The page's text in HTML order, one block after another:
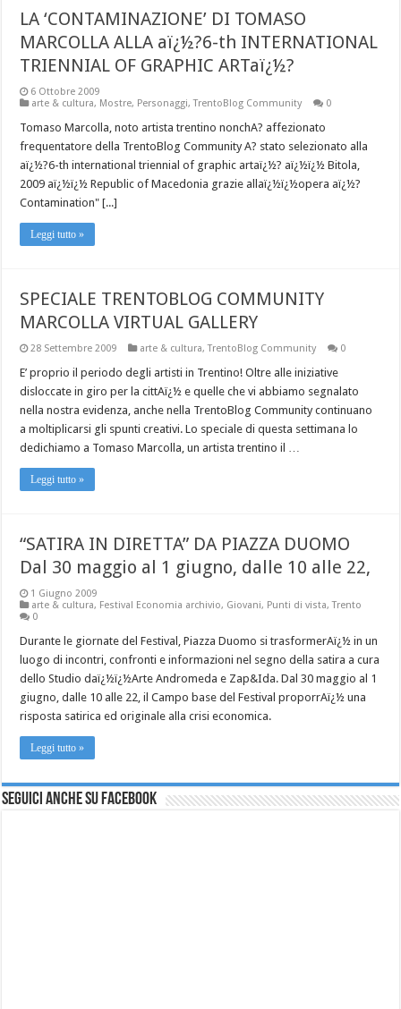
LA ‘CONTAMINAZIONE’ DI TOMASO
MARCOLLA ALLA aï¿½?6-th INTERNATIONAL
TRIENNIAL OF GRAPHIC ARTaï¿½?
6 Ottobre 2009
arte & cultura, Mostre, Personaggi,TrentoBlog Community 0
Tomaso Marcolla, noto artista trentino nonchA? affezionato
frequentatore della TrentoBlog Community A? stato selezionato alla
aï¿½?6-th international triennial of graphic artaï¿½? aï¿½ï¿½ Bitola,
2009 aï¿½ï¿½ Republic of Macedonia grazie allaï¿½ï¿½opera aï¿½?
Contamination" [...]
Leggi tutto »
SPECIALE TRENTOBLOG COMMUNITY
MARCOLLA VIRTUAL GALLERY
28 Settembre 2009 arte & cultura,TrentoBlog Community 0
E’ proprio il periodo degli artisti in Trentino! Oltre alle iniziative
disloccate in giro per la cittAï¿½ e quelle che vi abbiamo segnalato
nella nostra evidenza, anche nella TrentoBlog Community continuano
a moltiplicarsi gli spunti creativi. Lo speciale di questa settimana lo
dedichiamo a Tomaso Marcolla, un artista trentino il …
Leggi tutto »
“SATIRA IN DIRETTA” DA PIAZZA DUOMO
Dal 30 maggio al 1 giugno, dalle 10 alle 22,
1 Giugno 2009
arte & cultura, Festival Economia archivio, Giovani, Punti di vista,Trento
0
Durante le giornate del Festival, Piazza Duomo si trasformerAï¿½ in un
luogo di incontri, confronti e informazioni nel segno della satira a cura
dello Studio daï¿½ï¿½Arte Andromeda e Zap&Ida. Dal 30 maggio al 1
giugno, dalle 10 alle 22, il Campo base del Festival proporrAï¿½ una
risposta satirica ed originale alla crisi economica.
Leggi tutto »
Seguici anche su Facebook